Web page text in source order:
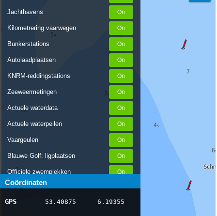
Jachthavens
Kilometrering vaarwegen
Bunkerstations
Autolaadplaatsen
KNRM-reddingstations
Zeeweermetingen
Actuele waterdata
Actuele waterpeilen
Vaargeulen
Blauwe Golf: ligplaatsen
Officiele zwemplekken
Stremmingen/hinder
AIS scheepsposities
Coördinaten
GPS 53.40875 6.19355